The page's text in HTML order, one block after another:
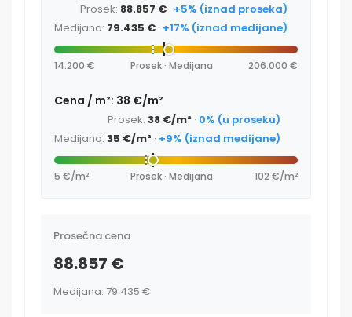
Prosek: 88.857 € · +5% (iznad proseka)
Medijana: 79.435 € · +17% (iznad medijane)
14.200 € Prosek · Medijana 206.000 €
Cena / m²: 38 €/m²
Prosek: 38 €/m² · 0% (u proseku)
Medijana: 35 €/m² · +9% (iznad medijane)
5 €/m² Prosek · Medijana 102 €/m²
Prosečna cena
88.857 €
Medijana: 79.435 €